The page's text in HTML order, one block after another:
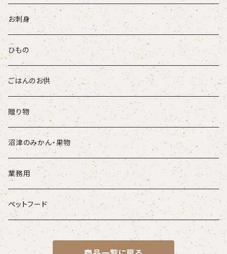
お刺身
ひもの
ごはんのお供
贈り物
沼津のみかん・果物
業務用
ペットフード